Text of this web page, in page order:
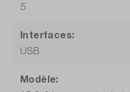
5
Interfaces:
USB
Modèle: